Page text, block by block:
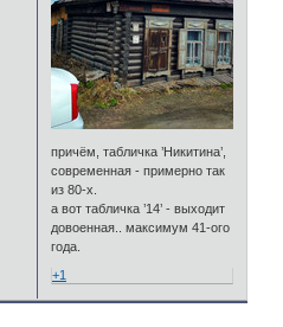
причём, табличка ’Никитина’,
современная - примерно так
из 80-х.
а вот табличка ’14’ - выходит
довоенная.. максимум 41-ого
года.
+1